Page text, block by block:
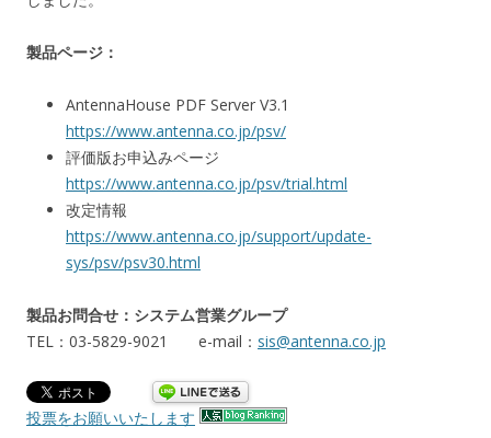
製品ページ：
AntennaHouse PDF Server V3.1
https://www.antenna.co.jp/psv/
評価版お申込みページ
https://www.antenna.co.jp/psv/trial.html
改定情報
https://www.antenna.co.jp/support/update-
sys/psv/psv30.html
製品お問合せ：システム営業グループ
TEL：03-5829-9021 e-mail： sis@antenna.co.jp
投票をお願いいたします